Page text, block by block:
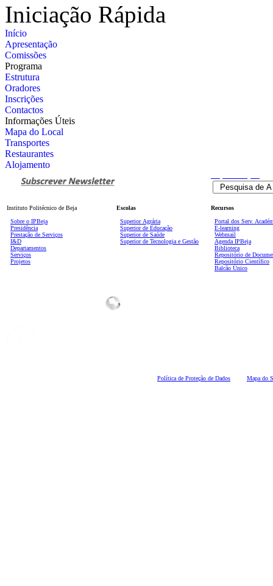
Iniciação Rápida
Início
Apresentação
Comissões
Programa
Estrutura
Oradores
Inscrições
Contactos
Informações Úteis
Mapa do Local
Transportes
Restaurantes
Alojamento
Instituto Politécnico de Beja
Sobre o IPBeja
Presidência
Prestação de Serviços
I&D
Departamentos
Serviços
Projetos
Escolas
Superior Agrária
Superior de Educação
Superior de Saúde
Superior de Tecnologia e Gestão
Recursos
Portal dos Serv.
E-learning
Webmail
Agenda IPBeja
Biblioteca
Repositório de
Repositório Científico
Balcão Único
Política de Proteção de Dados Mapa do